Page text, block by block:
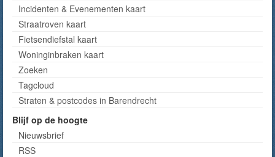
Incidenten & Evenementen kaart
Straatroven kaart
Fietsendiefstal kaart
Woninginbraken kaart
Zoeken
Tagcloud
Straten & postcodes in Barendrecht
Blijf op de hoogte
Nieuwsbrief
RSS